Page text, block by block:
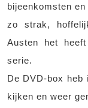
bijeenkomsten
zo strak,
Austen het
serie.
De DVD-box heb
kijken en weer